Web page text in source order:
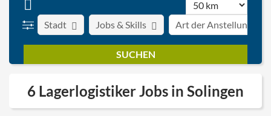
Stadt Art der Anstellung
Jobs & Skills
6 Lagerlogistiker Jobs in Solingen